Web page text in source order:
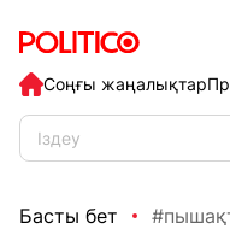
Соңғы жаңалықтар
Басты бет